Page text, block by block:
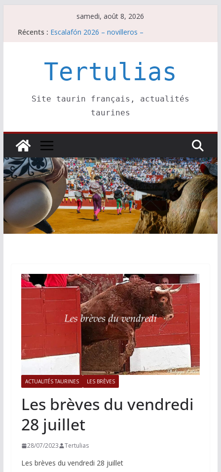
samedi, août 8, 2026
Récents : Escalafón 2026 – novilleros –
Les brèves du vendredi 7 août
Tertulias
Site taurin français, actualités
taurines
ACTUALITÉS TAURINES LES BRÈVES
Les brèves du vendredi
28 juillet
28/07/2023 Tertulias
Les brèves du vendredi 28 juillet